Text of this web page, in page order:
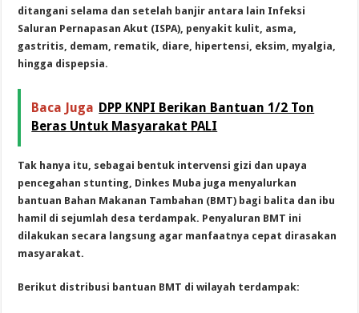
ditangani selama dan setelah banjir antara lain Infeksi
Saluran Pernapasan Akut (ISPA), penyakit kulit, asma,
gastritis, demam, rematik, diare, hipertensi, eksim, myalgia,
hingga dispepsia.
Baca Juga DPP KNPI Berikan Bantuan 1/2 Ton
Beras Untuk Masyarakat PALI
Tak hanya itu, sebagai bentuk intervensi gizi dan upaya
pencegahan stunting, Dinkes Muba juga menyalurkan
bantuan Bahan Makanan Tambahan (BMT) bagi balita dan ibu
hamil di sejumlah desa terdampak. Penyaluran BMT ini
dilakukan secara langsung agar manfaatnya cepat dirasakan
masyarakat.
Berikut distribusi bantuan BMT di wilayah terdampak: